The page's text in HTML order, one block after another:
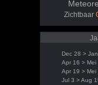
Zichtbaar
Dec 28 >
Apr 16 > Mei
Apr 19 > Mei
Jul 3 > Aug